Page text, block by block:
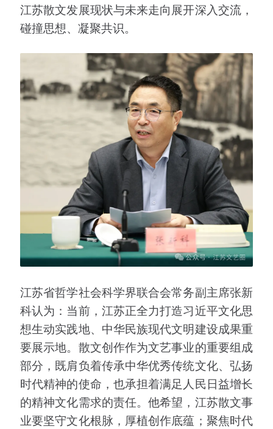
江苏散文发展现状与未来走向展开深入交流，
碰撞思想、凝聚共识。
江苏省哲学社会科学界联合会常务副主席张新
科认为：当前，江苏正全力打造习近平文化思
想生动实践地、中华民族现代文明建设成果重
要展示地。散文创作作为文艺事业的重要组成
部分，既肩负着传承中华优秀传统文化、弘扬
时代精神的使命，也承担着满足人民日益增长
的精神文化需求的责任。他希望，江苏散文事
业要坚守文化根脉，厚植创作底蕴；聚焦时代